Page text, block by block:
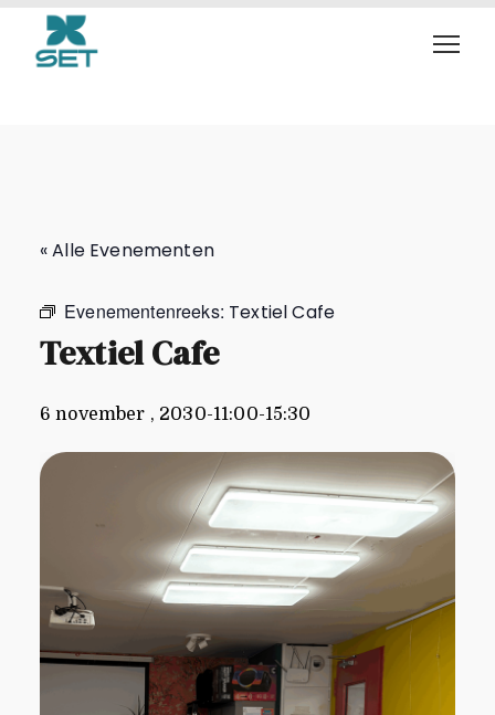
Textiel Cafe
« Alle Evenementen
Evenementenreeks: Textiel Cafe
Textiel Cafe
6 november , 2030-11:00-15:30